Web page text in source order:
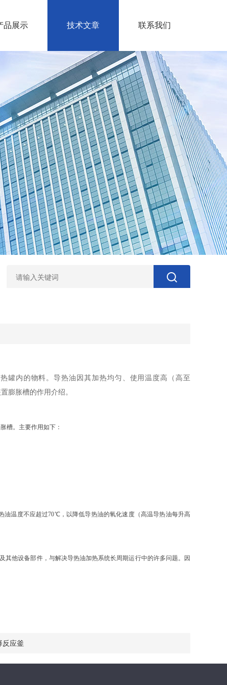
品展示 技术文章 联系我们
罐内的物料。导热油因其加热均匀、使用温度高（高至
膨胀槽的作用介绍。
槽。主要作用如下：
温度不应超过70℃，以降低导热油的氧化速度（高温导热油每升高
他设备部件，与解决导热油加热系统长周期运行中的许多问题。因
反应釜